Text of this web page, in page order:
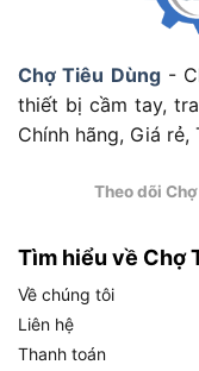
Động cơ
được Honda
nông nghiệp
trội so với động
GP160H mang
THÔNG SỐ
ĐỘNG CƠ
Kiểu động cơ
Chợ Tiêu Dùng-
thiết bị cầm tay,
Chính hãng, Giá
Theo dõi
Tìm hiểu về Chợ
Về chúng tôi
Liên hệ
Thanh toán